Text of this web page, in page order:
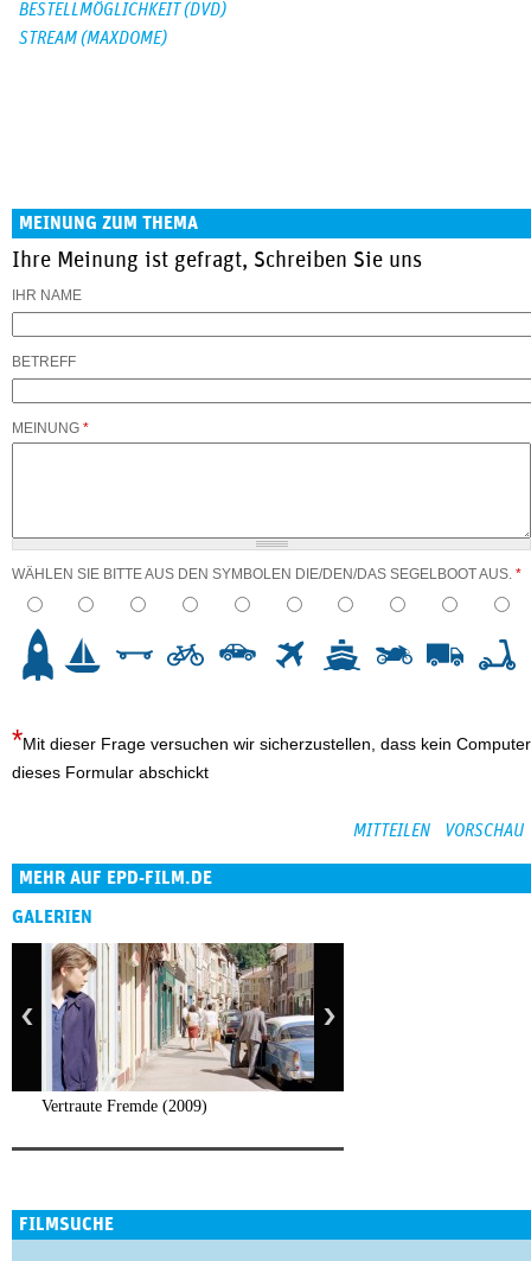
BESTELLMÖGLICHKEIT (DVD)
STREAM (MAXDOME)
MEINUNG ZUM THEMA
Ihre Meinung ist gefragt, Schreiben Sie uns
IHR NAME
BETREFF
MEINUNG *
WÄHLEN SIE BITTE AUS DEN SYMBOLEN DIE/DEN/DAS SEGELBOOT AUS. *
Mit dieser Frage versuchen wir sicherzustellen, dass kein Computer
dieses Formular abschickt
MEHR AUF EPD-FILM.DE
GALERIEN
Vertraute Fremde (2009)
FILMSUCHE